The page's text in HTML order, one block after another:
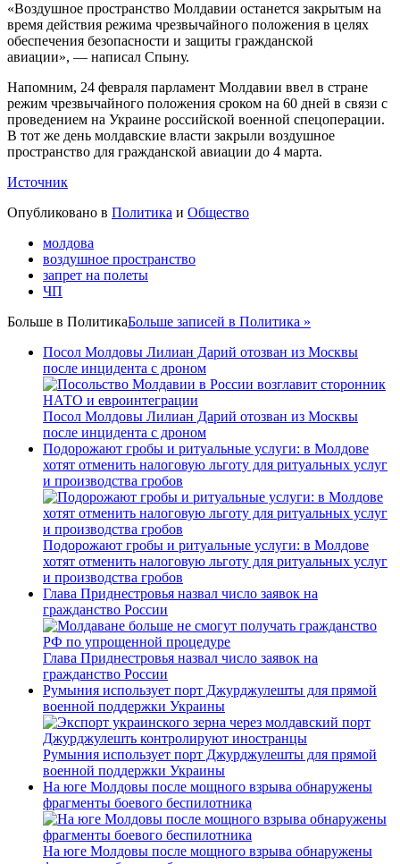
«Воздушное пространство Молдавии останется закрытым на
время действия режима чрезвычайного положения в целях
обеспечения безопасности и защиты гражданской
авиации», — написал Спыну.
Напомним, 24 февраля парламент Молдавии ввел в стране
режим чрезвычайного положения сроком на 60 дней в связи с
проведением на Украине российской военной спецоперации.
В тот же день молдавские власти закрыли воздушное
пространство для гражданской авиации до 4 марта.
Источник
Опубликовано в Политика и Общество
молдова
воздушное пространство
запрет на полеты
ЧП
Больше в ПолитикаБольше записей в Политика »
Посол Молдовы Лилиан Дарий отозван из Москвы
после инцидента с дроном
Посол Молдовы Лилиан Дарий отозван из Москвы
после инцидента с дроном
Подорожают гробы и ритуальные услуги: в Молдове
хотят отменить налоговую льготу для ритуальных услуг
и производства гробов
Подорожают гробы и ритуальные услуги: в Молдове
хотят отменить налоговую льготу для ритуальных услуг
и производства гробов
Глава Приднестровья назвал число заявок на
гражданство России
Глава Приднестровья назвал число заявок на
гражданство России
Румыния использует порт Джурджулешты для прямой
военной поддержки Украины
Румыния использует порт Джурджулешты для прямой
военной поддержки Украины
На юге Молдовы после мощного взрыва обнаружены
фрагменты боевого беспилотника
На юге Молдовы после мощного взрыва обнаружены